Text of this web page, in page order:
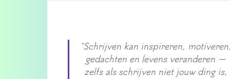
"Schrijven kan inspireren, motiveren,
gedachten en levens veranderen —
zelfs als schrijven niet jouw ding is,